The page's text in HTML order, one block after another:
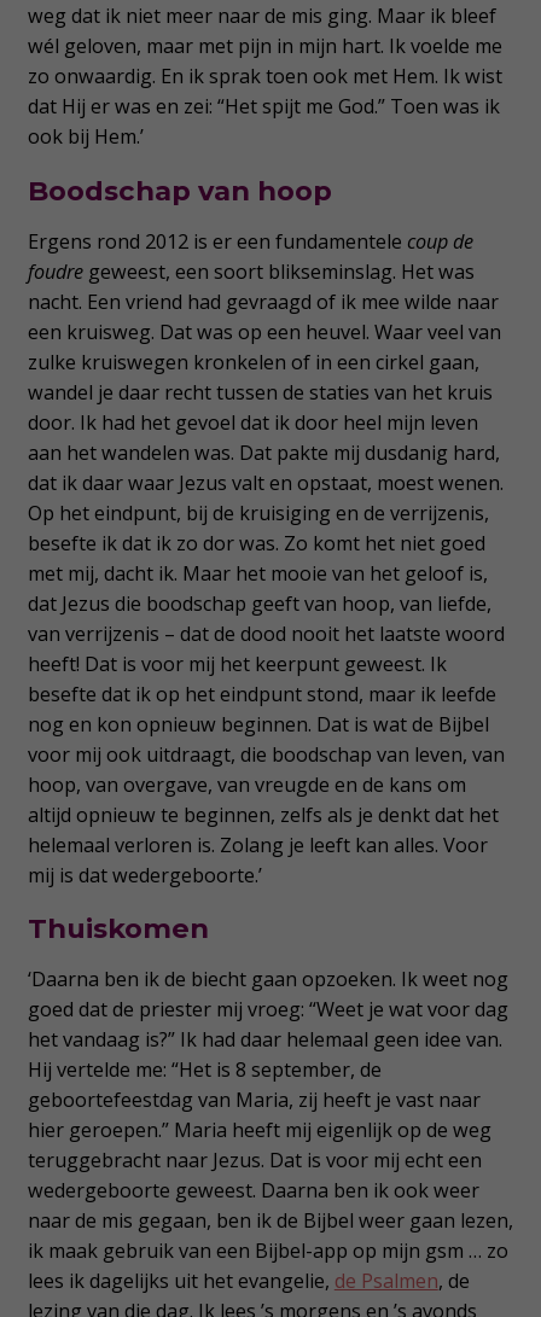
weg dat ik niet meer naar de mis ging. Maar ik bleef
wél geloven, maar met pijn in mijn hart. Ik voelde me
zo onwaardig. En ik sprak toen ook met Hem. Ik wist
dat Hij er was en zei: “Het spijt me God.” Toen was ik
ook bij Hem.’
Boodschap van hoop
Ergens rond 2012 is er een fundamentele coup de
foudregeweest, een soort blikseminslag. Het was
nacht. Een vriend had gevraagd of ik mee wilde naar
een kruisweg. Dat was op een heuvel. Waar veel van
zulke kruiswegen kronkelen of in een cirkel gaan,
wandel je daar recht tussen de staties van het kruis
door. Ik had het gevoel dat ik door heel mijn leven
aan het wandelen was. Dat pakte mij dusdanig hard,
dat ik daar waar Jezus valt en opstaat, moest wenen.
Op het eindpunt, bij de kruisiging en de verrijzenis,
besefte ik dat ik zo dor was. Zo komt het niet goed
met mij, dacht ik. Maar het mooie van het geloof is,
dat Jezus die boodschap geeft van hoop, van liefde,
van verrijzenis – dat de dood nooit het laatste woord
heeft! Dat is voor mij het keerpunt geweest. Ik
besefte dat ik op het eindpunt stond, maar ik leefde
nog en kon opnieuw beginnen. Dat is wat de Bijbel
voor mij ook uitdraagt, die boodschap van leven, van
hoop, van overgave, van vreugde en de kans om
altijd opnieuw te beginnen, zelfs als je denkt dat het
helemaal verloren is. Zolang je leeft kan alles. Voor
mij is dat wedergeboorte.’
Thuiskomen
‘Daarna ben ik de biecht gaan opzoeken. Ik weet nog
goed dat de priester mij vroeg: “Weet je wat voor dag
het vandaag is?” Ik had daar helemaal geen idee van.
Hij vertelde me: “Het is 8 september, de
geboortefeestdag van Maria, zij heeft je vast naar
hier geroepen.” Maria heeft mij eigenlijk op de weg
teruggebracht naar Jezus. Dat is voor mij echt een
wedergeboorte geweest. Daarna ben ik ook weer
naar de mis gegaan, ben ik de Bijbel weer gaan lezen,
ik maak gebruik van een Bijbel-app op mijn gsm … zo
lees ik dagelijks uit het evangelie, de Psalmen, de
lezing van die dag. Ik lees ’s morgens en ’s avonds